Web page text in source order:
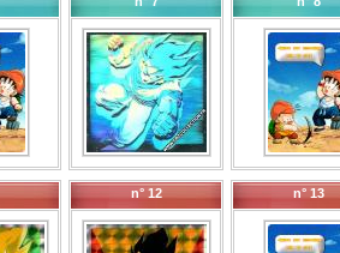
n° 12 n° 13